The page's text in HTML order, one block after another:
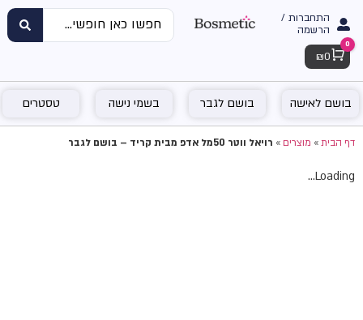
התחברות /
הרשמה
Cart
0
₪ 0
בושם לאישה בושם לגבר בשמי נישה טסטרים
דף הבית»מוצרים»רויאל ווטר 50מל אדפ מבית קריד – בושם לגבר
Loading...